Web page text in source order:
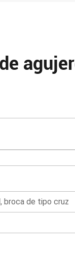
broca de tipo cruz